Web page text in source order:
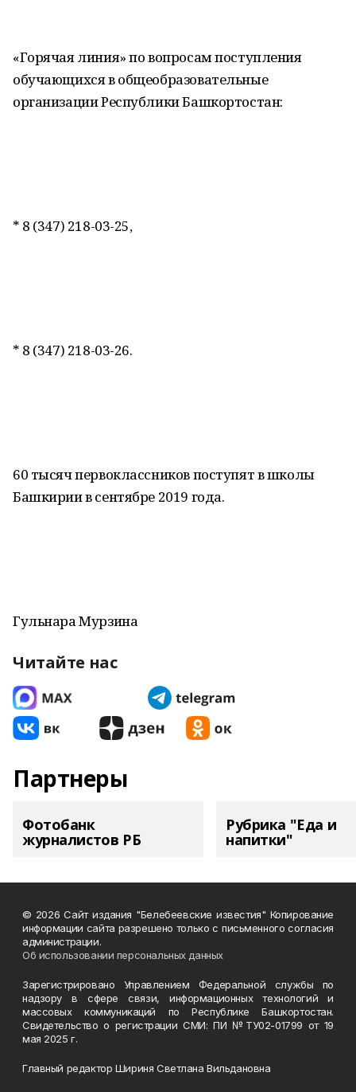
«Горячая линия» по вопросам поступления
обучающихся в общеобразовательные
организации Республики Башкортостан:
* 8 (347) 218-03-25,
* 8 (347) 218-03-26.
60 тысяч первоклассников поступят в школы
Башкирии в сентябре 2019 года.
Гульнара Мурзина
Читайте нас
Партнеры
Фотобанк
журналистов РБ
Рубрика "Еда и
напитки"
© 2026 Сайт издания "Белебеевские известия" Копирование
информации сайта разрешено только с письменного согласия
администрации.
Об использовании персональных данных
Зарегистрировано Управлением Федеральной службы по
надзору в сфере связи, информационных технологий и
массовых коммуникаций по Республике Башкортостан.
Свидетельство о регистрации СМИ: ПИ №ТУ02-01799 от 19
мая 2025 г.
Главный редактор Шириня Светлана Вильдановна